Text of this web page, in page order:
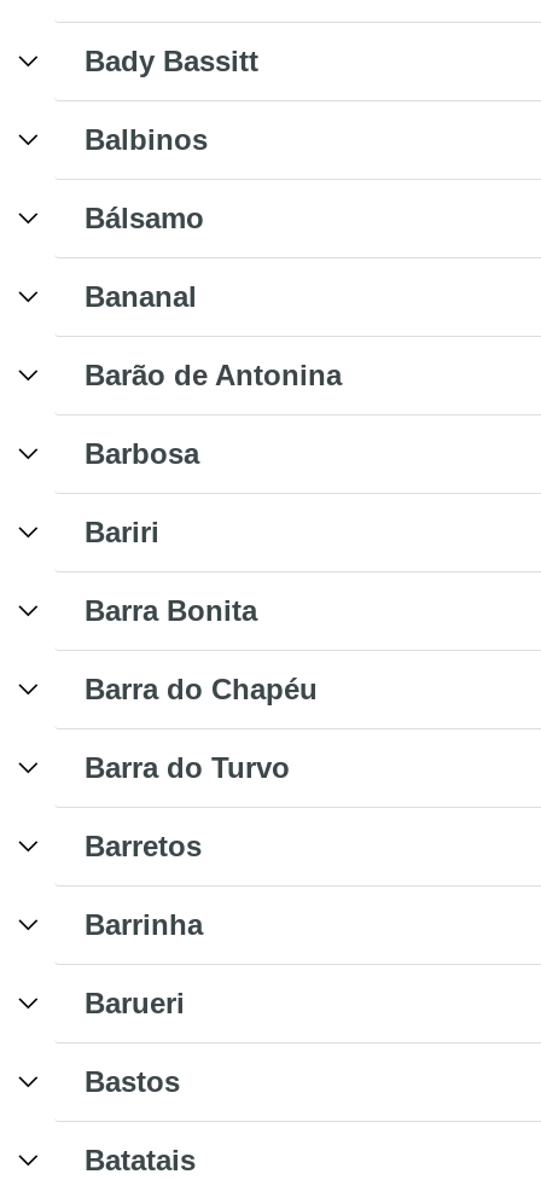
Bady Bassitt
Balbinos
Bálsamo
Bananal
Barão de Antonina
Barbosa
Bariri
Barra Bonita
Barra do Chapéu
Barra do Turvo
Barretos
Barrinha
Barueri
Bastos
Batatais